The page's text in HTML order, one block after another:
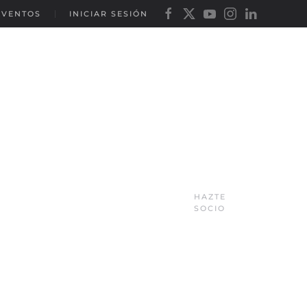
INICIAR SESIÓN
HAZTE
SOCIO